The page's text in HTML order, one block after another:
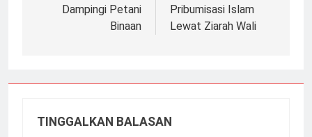
Dampingi Petani
Binaan
Pribumisasi Islam
Lewat Ziarah Wali
TINGGALKAN BALASAN